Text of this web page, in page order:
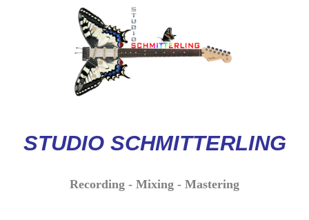
STUDIO SCHMITTERLING
Recording - Mixing - Mastering